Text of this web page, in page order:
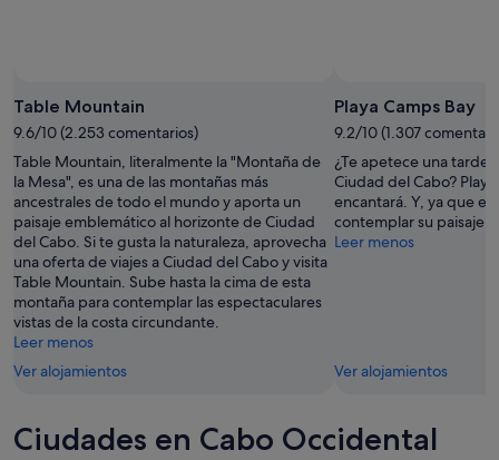
Table Mountain
9.6/10 (2.253 comentarios)
Table Mountain, literalmente la "Montaña de
la Mesa", es una de las montañas más
ancestrales de todo el mundo y aporta un
paisaje emblemático al horizonte de Ciudad
del Cabo. Si te gusta la naturaleza, aprovecha
una oferta de viajes a Ciudad del Cabo y visita
Table Mountain. Sube hasta la cima de esta
montaña para contemplar las espectaculares
vistas de la costa circundante.
Leer menos
Ver alojamientos
Playa Camps Bay
9.2/10 (1.307
¿Te apetece una
Ciudad del Cabo?
encantará. Y, ya que
contemplar su paisaje
Leer menos
Ver alojamientos
Ciudades en Cabo Occidental